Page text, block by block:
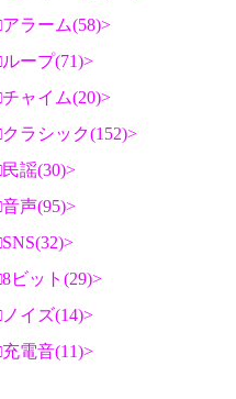
アラーム(58)
ループ(71)
チャイム(20)
クラシック(152)
民謡(30)
音声(95)
SNS(32)
8ビット(29)
ノイズ(14)
充電音(11)